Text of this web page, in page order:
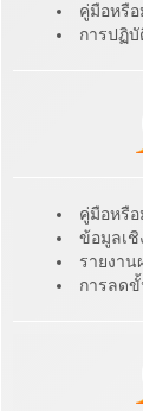
คู่มือหรื
การปฏิบั
คู่มือหรื
ข้อมูลเชิ
รายงาน
การลด